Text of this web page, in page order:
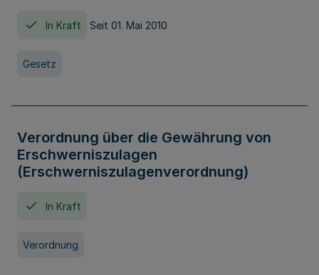
In Kraft Seit 01. Mai 2010
Gesetz
Verordnung über die Gewährung von
Erschwerniszulagen
(Erschwerniszulagenverordnung)
In Kraft
Verordnung